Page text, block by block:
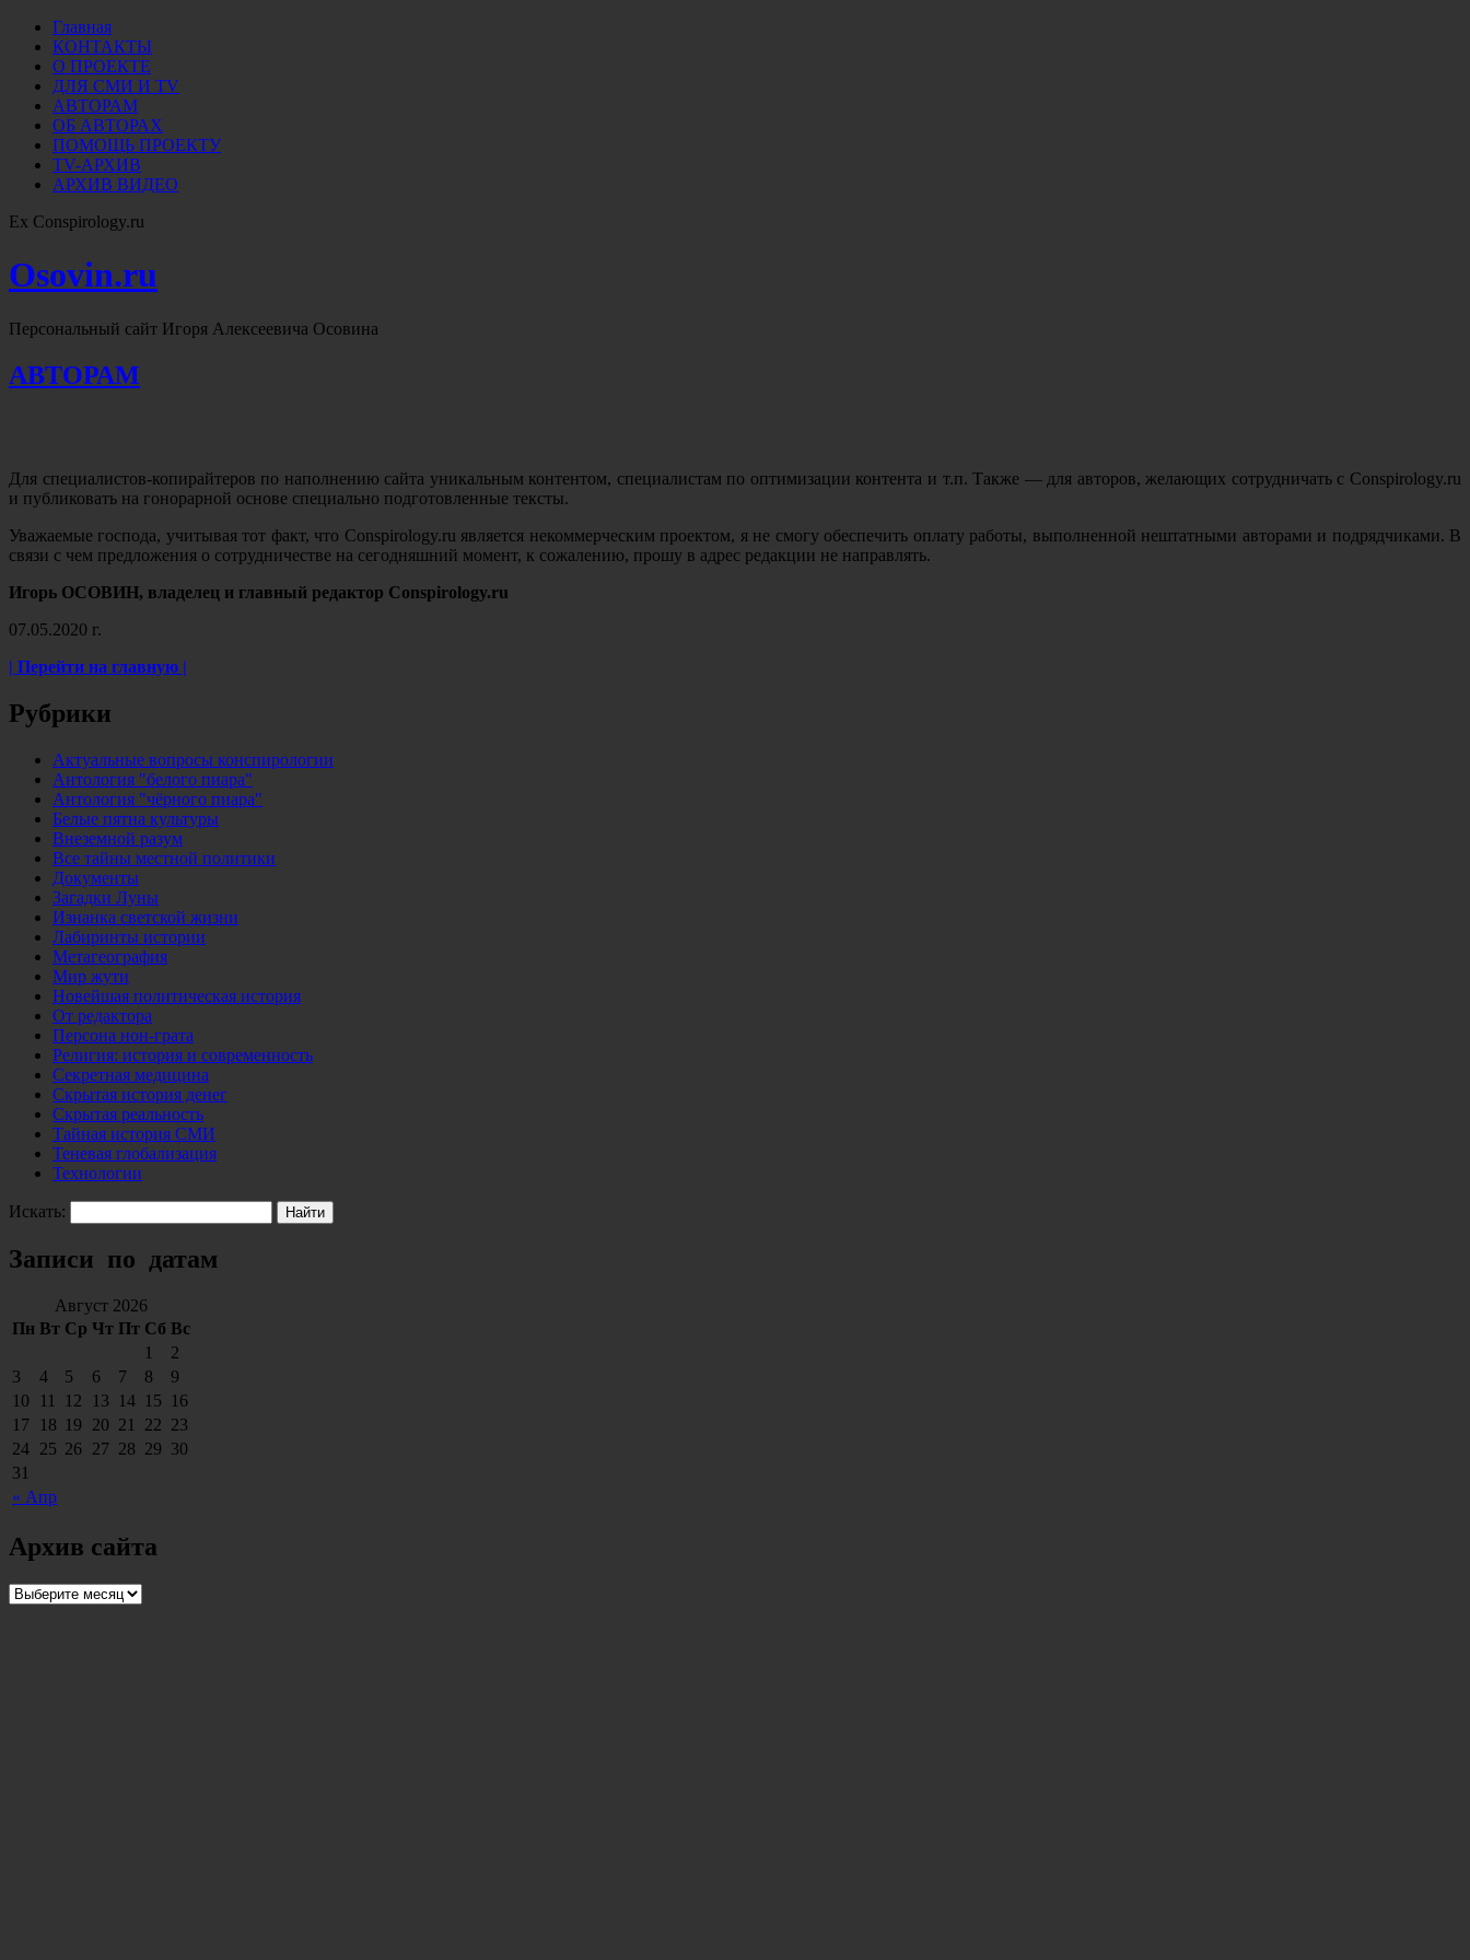
Главная
КОНТАКТЫ
О ПРОЕКТЕ
ДЛЯ СМИ И TV
АВТОРАМ
ОБ АВТОРАХ
ПОМОЩЬ ПРОЕКТУ
TV-АРХИВ
АРХИВ ВИДЕО
Ex Conspirology.ru
Osovin.ru
Персональный сайт Игоря Алексеевича Осовина
АВТОРАМ
Для специалистов-копирайтеров по наполнению сайта уникальным контентом, специалистам по оптимизации контента и т.п. Также — для авторов, желающих сотрудничать с Conspirology.ru
и публиковать на гонорарной основе специально подготовленные тексты.
Уважаемые господа, учитывая тот факт, что Conspirology.ru является некоммерческим проектом, я не смогу обеспечить оплату работы, выполненной нештатными авторами и подрядчиками. В
связи с чем предложения о сотрудничестве на сегодняшний момент, к сожалению, прошу в адрес редакции не направлять.
Игорь ОСОВИН, владелец и главный редактор Conspirology.ru
07.05.2020 г.
| Перейти на главную |
Рубрики
Актуальные вопросы конспирологии
Антология "белого пиара"
Антология "чёрного пиара"
Белые пятна культуры
Внеземной разум
Все тайны местной политики
Документы
Загадки Луны
Изнанка светской жизни
Лабиринты истории
Метагеография
Мир жути
Новейшая политическая история
От редактора
Персона нон-грата
Религия: история и современность
Секретная медицина
Скрытая история денег
Скрытая реальность
Тайная история СМИ
Теневая глобализация
Технологии
Искать:
Записи по датам
Август 2026
Пн Вт Ср Чт Пт Сб Вс
« Апр
1
2
3
4 5 6 7 8
9
10
11 12 13 14 15
16
17
18 19 20 21 22 23
24 25 26 27 28 29 30
31
Архив сайта